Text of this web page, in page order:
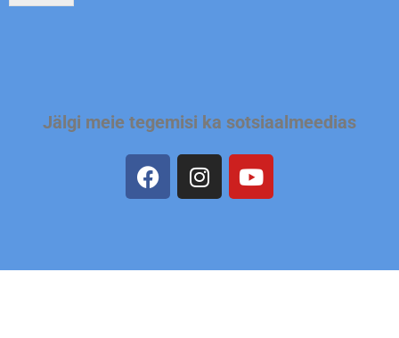
Jälgi meie tegemisi ka sotsiaalmeedias